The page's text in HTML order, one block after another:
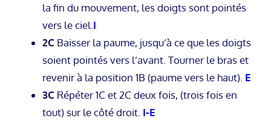
la fin du mouvement, les doigts sont pointés
vers le ciel. I
2C Baisser la paume, jusqu’à ce que les doigts
soient pointés vers l’avant. Tourner le bras et
revenir à la position 1B (paume vers le haut). E
3C Répéter 1C et 2C deux fois, (trois fois en
tout) sur le côté droit. I-E